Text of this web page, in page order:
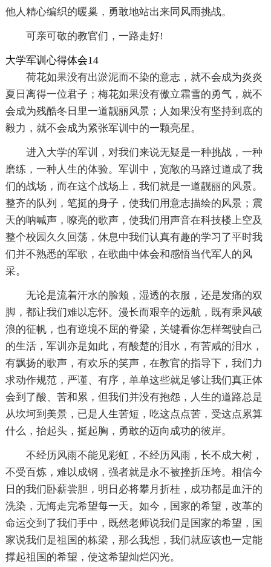
他人精心编织的暖巢，勇敢地站出来同风雨挑战。
可亲可敬的教官们，一路走好!
大学军训心得体会14
荷花如果没有出淤泥而不染的意志，就不会成为炎炎
夏日离得一位君子；梅花如果没有傲立霜雪的勇气，就不
会成为残酷冬日里一道靓丽风景；人如果没有坚持到底的
毅力，就不会成为紧张军训中的一颗亮星。
进入大学的军训，对我们来说无疑是一种挑战，一种
磨练，一种人生的体验。军训中，宽敞的马路过道成了我
们的战场，而在这个战场上，我们就是一道靓丽的风景。
整齐的队列，笔挺的身子，使我们用意志描绘的风景；震
天的呐喊声，嘹亮的歌声，使我们用声音在科技楼上空及
整个校园久久回荡，休息中我们认真有趣的学习了平时我
们并不熟悉的军歌，在歌曲中体会和感悟当代军人的风
采。
无论是流着汗水的脸颊，湿透的衣服，还是发痛的双
脚，都让我们难以忘怀。漫长而艰辛的远航，既有乘风破
浪的征帆，也有逆境不屈的脊梁，关键看你怎样驾驶自己
的生活，军训亦是如此，有酸楚的泪水，有苦咸的泪水，
有飘扬的歌声，有欢乐的笑声，在教官的指导下，我们力
求动作规范，严谨、有序，单单这些就足够让我们真正体
会到了酸、苦和累，但我们并没有抱怨，人生的道路总是
从坎坷到美景，已是人生苦短，吃这点点苦，受这点累算
什么，抬起头，挺起胸，勇敢的迈向成功的彼岸。
不经历风雨不能见彩虹，不经历风雨，长不成大树，
不受百炼，难以成钢，强者就是永不被挫折压垮。相信今
日的我们卧薪尝胆，明日必将攀月折桂，成功都是血汗的
洗染，无悔走完希望每一天。如今，国家的希望，改革的
命运交到了我们手中，既然老师说我们是国家的希望，国
家说我们是祖国的栋梁，那么我想，我们就应该也一定能
撑起祖国的希望，使这希望灿烂闪光。